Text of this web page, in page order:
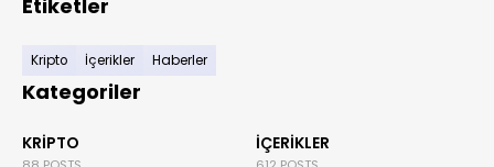
Etiketler
Kripto İçerikler Haberler
Kategoriler
KRIPTO İÇERIKLER